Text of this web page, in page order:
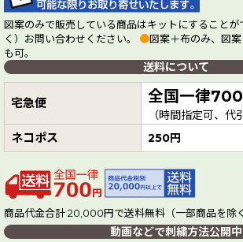
図案のみで販売している商品はキットにすることが
く）お問い合わせください。 ●図案＋布のみ、図
も可。
送料について
宅急便 全国一律700
（時間指定可、代
ネコポス 250円
商品代金合計 20,000円で送料無料（一部商品を除く
動画などで刺繍方法公開中